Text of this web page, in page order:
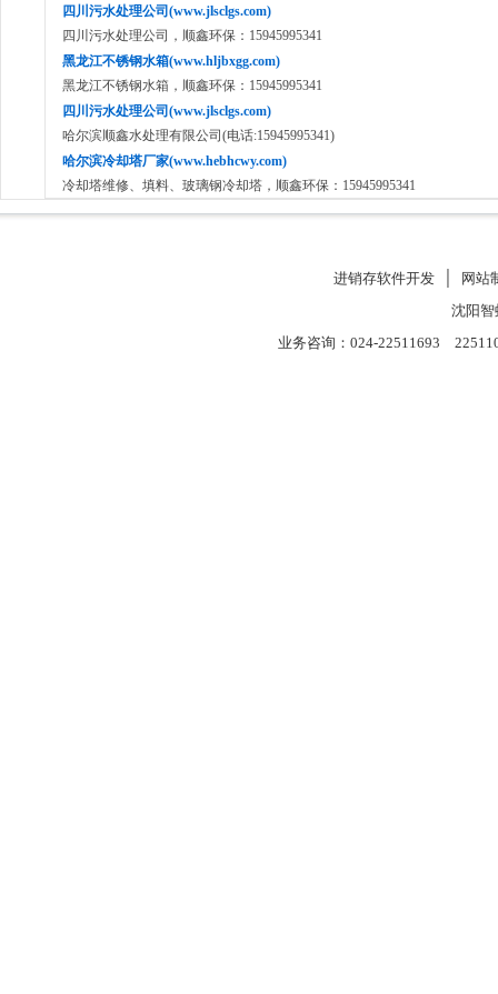
四川污水处理公司(www.jlsclgs.com)
四川污水处理公司，顺鑫环保：15945995341
黑龙江不锈钢水箱(www.hljbxgg.com)
黑龙江不锈钢水箱，顺鑫环保：15945995341
四川污水处理公司(www.jlsclgs.com)
哈尔滨顺鑫水处理有限公司(电话:15945995341)
哈尔滨冷却塔厂家(www.hebhcwy.com)
冷却塔维修、填料、玻璃钢冷却塔，顺鑫环保：15945995341
进销存软件开发│
网站
沈阳
业务咨询：024-22511693